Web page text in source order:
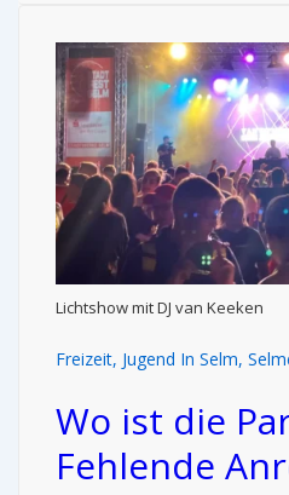
Lichtshow mit DJ van Keeken
Freizeit, Jugend In Selm,
Wo ist die
Fehlende